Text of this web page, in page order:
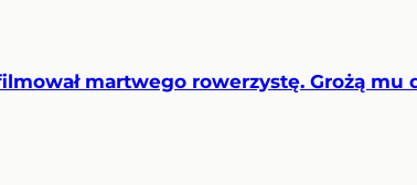
martwego rowerzystę. Grożą mu